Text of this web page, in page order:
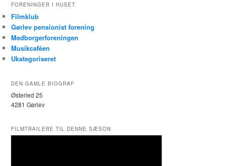
FORENINGER I HUSET
Filmklub
Gørlev pensionist forening
Medborgerforeningen
Musikcaféen
Ukategoriseret
DEN GAMLE BIOGRAF
Østerled 25
4281 Gørlev
FILMTRAILERE TIL DENNE SÆSON